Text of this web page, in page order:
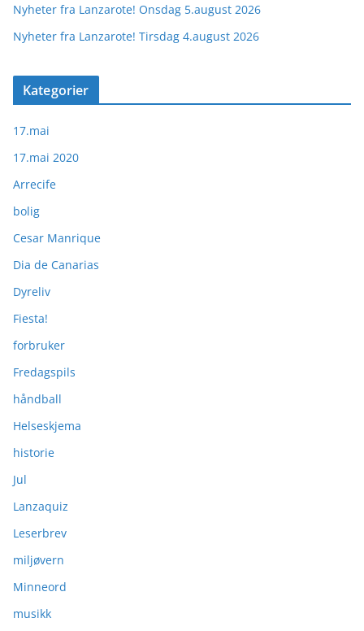
Nyheter fra Lanzarote! Onsdag 5.august 2026
Nyheter fra Lanzarote! Tirsdag 4.august 2026
Kategorier
17.mai
17.mai 2020
Arrecife
bolig
Cesar Manrique
Dia de Canarias
Dyreliv
Fiesta!
forbruker
Fredagspils
håndball
Helseskjema
historie
Jul
Lanzaquiz
Leserbrev
miljøvern
Minneord
musikk